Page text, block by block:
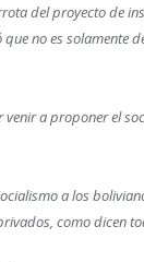
del proyecto de
no es solamente
a proponer el
a los
como dicen